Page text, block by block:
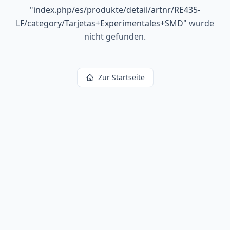
"index.php/es/produkte/detail/artnr/RE435-
LF/category/Tarjetas+Experimentales+SMD" wurde
nicht gefunden.
Zur Startseite